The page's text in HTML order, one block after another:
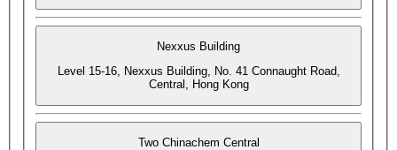
Nexxus Building
Level 15-16, Nexxus Building, No. 41 Connaught Road,
Central, Hong Kong
Two Chinachem Central